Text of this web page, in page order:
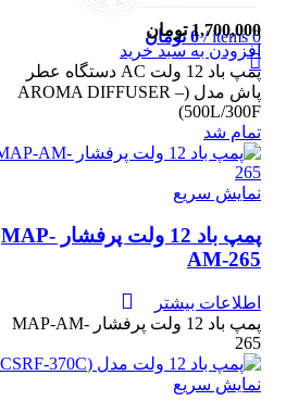
0
items
/
0 تومان 1,700,000 تومان
افزودن به سبد خرید
پمپ باد 12 ولت AC دستگاه عطر
پاش مدل (AROMA DIFFUSER –
500L/300F)
تمام شد
نمایش سریع
پمپ باد 12 ولت پرفشار MAP-
AM-265
اطلاعات بیشتر
پمپ باد 12 ولت پرفشار MAP-AM-
265
نمایش سریع